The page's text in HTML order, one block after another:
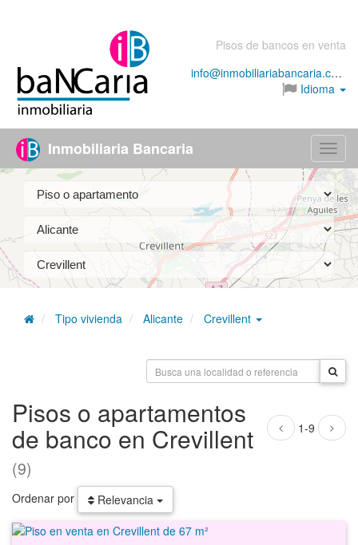
Pisos de bancos en venta
info@inmobiliariabancaria.com
Idioma
Menú
Inmobiliaria Bancaria
Tipo vivienda Alicante Crevillent
1-9
Pisos o apartamentos
de banco en Crevillent
(9)
Ordenar por Relevancia